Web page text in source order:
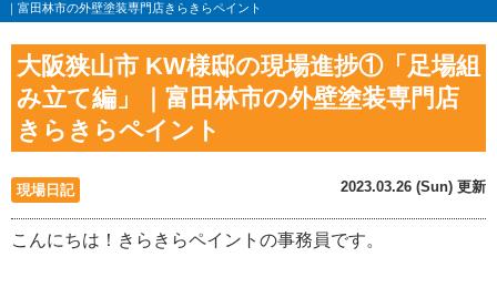
｜富田林市の外壁塗装専門店きらきらペイント
大阪狭山市 KW様邸の現場進捗①「足場組
み立て編」｜富田林市の外壁塗装専門店
きらきらペイント
現場日記 2023.03.26 (Sun) 更新
こんにちは！きらきらペイントの事務員です。